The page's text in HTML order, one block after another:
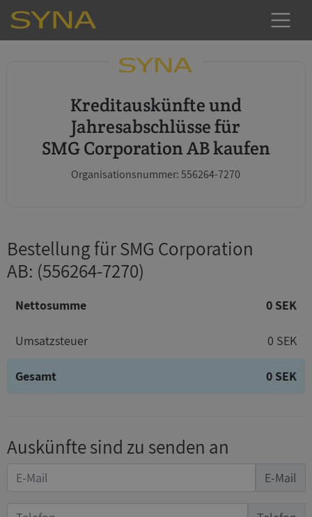
Kreditauskünfte und
Jahresabschlüsse für
SMG Corporation AB kaufen
Organisationsnummer: 556264-7270
Bestellung für SMG Corporation
AB: (556264-7270)
Nettosumme 0 SEK
Umsatzsteuer 0 SEK
Gesamt 0 SEK
Auskünfte sind zu senden an
E-Mail